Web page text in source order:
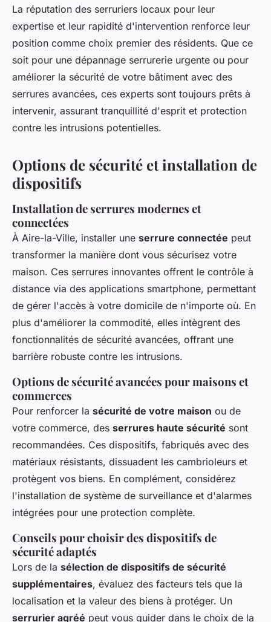
La réputation des serruriers locaux pour leur
expertise et leur rapidité d'intervention renforce leur
position comme choix premier des résidents. Que ce
soit pour une dépannage serrurerie urgente ou pour
améliorer la sécurité de votre bâtiment avec des
serrures avancées, ces experts sont toujours prêts à
intervenir, assurant tranquillité d'esprit et protection
contre les intrusions potentielles.
Options de sécurité et installation de
dispositifs
Installation de serrures modernes et
connectées
À Aire-la-Ville, installer une serrure connectée peut
transformer la manière dont vous sécurisez votre
maison. Ces serrures innovantes offrent le contrôle à
distance via des applications smartphone, permettant
de gérer l'accès à votre domicile de n'importe où. En
plus d'améliorer la commodité, elles intègrent des
fonctionnalités de sécurité avancées, offrant une
barrière robuste contre les intrusions.
Options de sécurité avancées pour maisons et
commerces
Pour renforcer la sécurité de votre maison ou de
votre commerce, des serrures haute sécurité sont
recommandées. Ces dispositifs, fabriqués avec des
matériaux résistants, dissuadent les cambrioleurs et
protègent vos biens. En complément, considérez
l'installation de système de surveillance et d'alarmes
intégrées pour une protection complète.
Conseils pour choisir des dispositifs de
sécurité adaptés
Lors de la sélection de dispositifs de sécurité
supplémentaires, évaluez des facteurs tels que la
localisation et la valeur des biens à protéger. Un
serrurier agréé peut vous guider dans le choix de la